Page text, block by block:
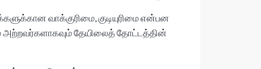
வாக்குரிமை, குடியுரிமை என்பன
தேயிலைத் தோட்டத்தின்